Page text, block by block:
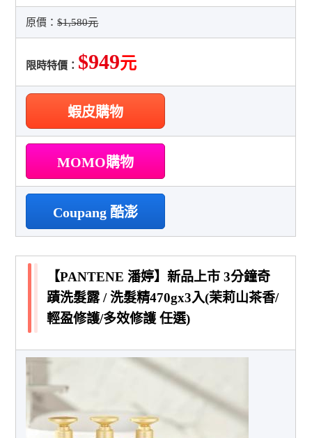
原價：$1,580元
限時特價： $949元
蝦皮購物
MOMO購物
Coupang 酷澎
【PANTENE 潘婷】新品上市 3分鐘奇
蹟洗髮露 / 洗髮精470gx3入(茉莉山茶香/
輕盈修護/多效修護 任選)